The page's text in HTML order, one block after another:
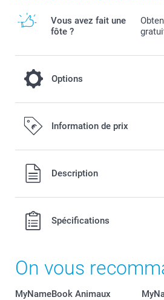
Vous avez fait une
fôte ?
Options
Couverture rigide pour un
s’effacera pas
10,00 / pièce
Information de prix
Tous les prix sont en EURO (€),
port.
Description
Spécifications
On vous
MyNameBook Animaux